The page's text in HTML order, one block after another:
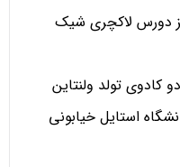
دورس لاکچری شیک
تولد ولنتاین
استایل خیابونی